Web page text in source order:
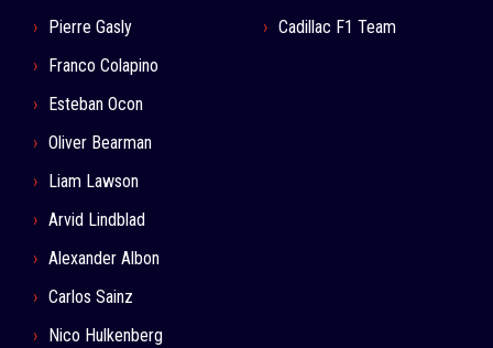
Pierre Gasly
Franco Colapino
Esteban Ocon
Oliver Bearman
Liam Lawson
Arvid Lindblad
Alexander Albon
Carlos Sainz
Nico Hulkenberg
Cadillac F1 Team